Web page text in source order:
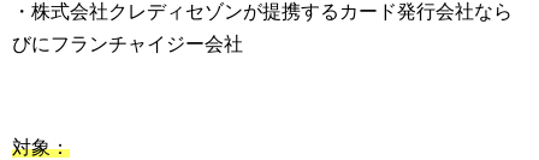
・株式会社クレディセゾンが提携するカード発行会社なら
びにフランチャイジー会社
対象：